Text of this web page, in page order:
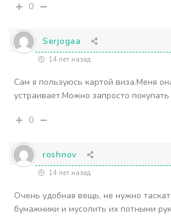
0
Serjogaa
14 лет назад
Сам я пользуюсь картой виза.Меня
устраивает.Можно запросто
0
roshnov
14 лет назад
Очень удобная вещь, не нужно
бумажники и мусолить их потными